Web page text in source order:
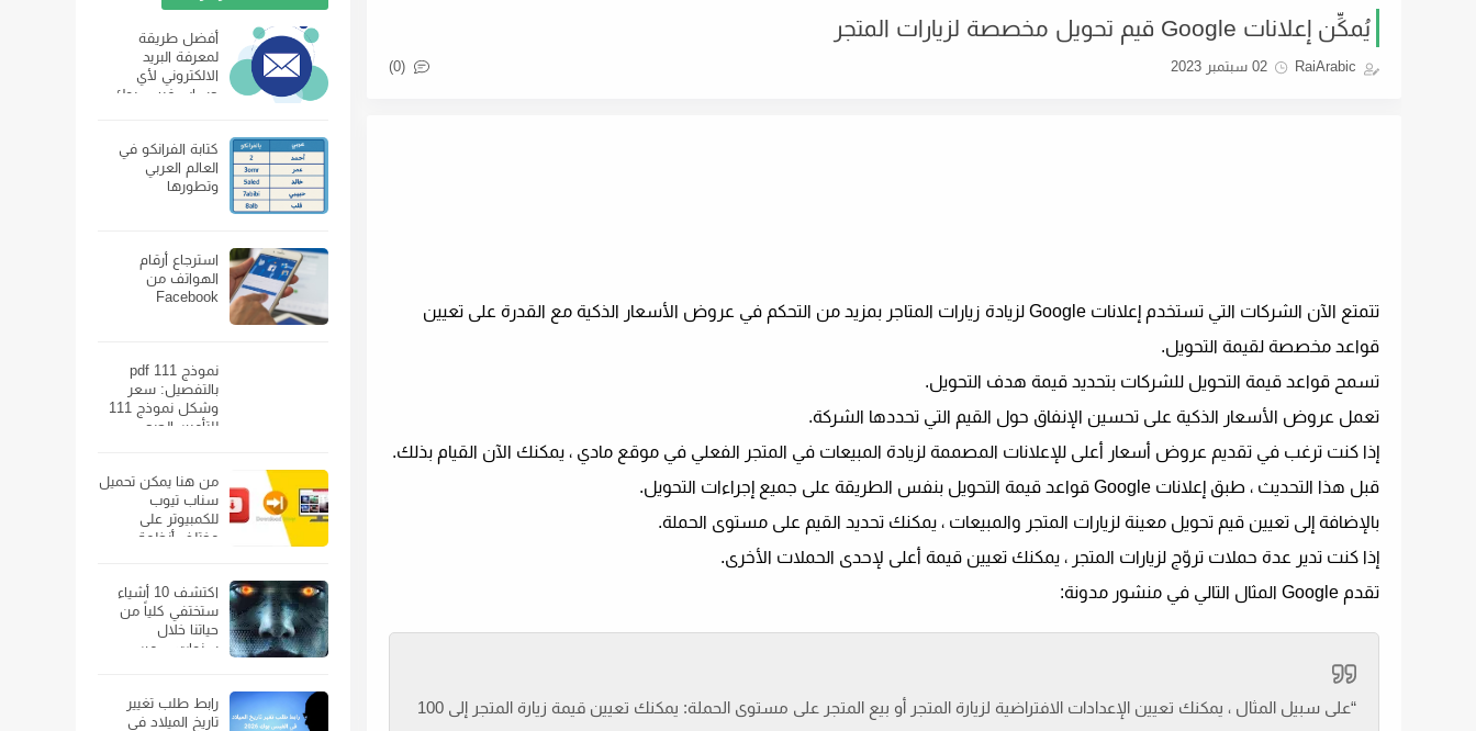
يُمكِّن إعلانات Google قيم تحويل مخصصة لزيارات المتجر
RaiArabic 02 سبتمبر 2023 (0)
تتمتع الآن الشركات التي تستخدم إعلانات Google لزيادة زيارات المتاجر بمزيد من التحكم في عروض الأسعار الذكية مع القدرة على تعيين
قواعد مخصصة لقيمة التحويل.
تسمح قواعد قيمة التحويل للشركات بتحديد قيمة هدف التحويل.
تعمل عروض الأسعار الذكية على تحسين الإنفاق حول القيم التي تحددها الشركة.
إذا كنت ترغب في تقديم عروض أسعار أعلى للإعلانات المصممة لزيادة المبيعات في المتجر الفعلي في موقع مادي ، يمكنك الآن القيام بذلك.
قبل هذا التحديث ، طبق إعلانات Google قواعد قيمة التحويل بنفس الطريقة على جميع إجراءات التحويل.
بالإضافة إلى تعيين قيم تحويل معينة لزيارات المتجر والمبيعات ، يمكنك تحديد القيم على مستوى الحملة.
إذا كنت تدير عدة حملات تروّج لزيارات المتجر ، يمكنك تعيين قيمة أعلى لإحدى الحملات الأخرى.
تقدم Google المثال التالي في منشور مدونة:
“على سبيل المثال ، يمكنك تعيين الإعدادات الافتراضية لزيارة المتجر أو بيع المتجر على مستوى الحملة: يمكنك تعيين قيمة زيارة المتجر إلى 100
أفضل طريقة
لمعرفة البريد
الالكتروني لأي
حساب فيس بوك
كتابة الفرانكو في
العالم العربي
وتطورها
استرجاع أرقام
الهواتف من
Facebook
نموذج 111 pdf
بالتفصيل: سعر
وشكل نموذج 111
للتأمين الصحي
من هنا يمكن تحميل
سناب تيوب
للكمبيوتر على
مختلف أنظمة
اكتشف 10 أشياء
ستختفي كلياً من
حياتنا خلال
سنوات… من
رابط طلب تغيير
تاريخ الميلاد في